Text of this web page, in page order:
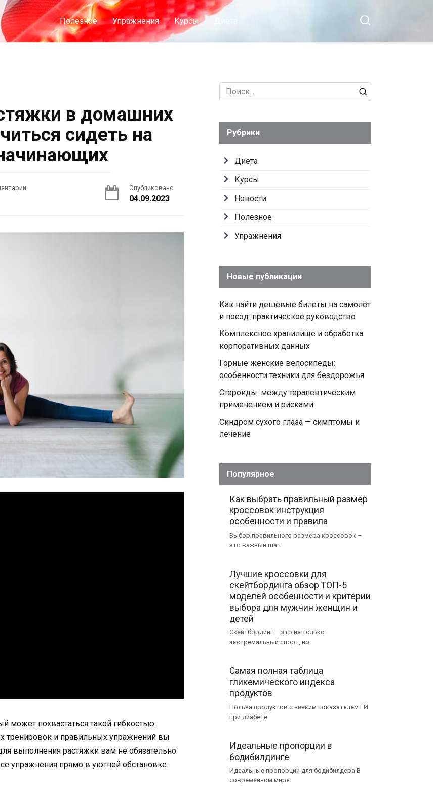
Полезное Упражнения Курсы
в домашних
сидеть на
Опубликовано
04.09.2023
может похвастаться такой гибкостью.
тренировок и правильных упражнений вы
выполнения растяжки вам не обязательно
упражнения прямо в уютной обстановке
Search
for:
Рубрики
Диета
Курсы
Новости
Полезное
Упражнения
Новые публикации
Как найти дешёвые билеты на самолёт
и поезд: практическое руководство
Комплексное хранилище и обработка
корпоративных данных
Горные женские велосипеды:
особенности техники для бездорожья
Стероиды: между терапевтическим
применением и рисками
Синдром сухого глаза — симптомы и
лечение
Популярное
Как выбрать правильный размер
кроссовок инструкция
особенности и правила
Выбор правильного размера кроссовок –
это важный шаг
Лучшие кроссовки для
скейтбординга обзор ТОП-5
моделей особенности и критерии
выбора для мужчин женщин и
детей
Скейтбординг — это не только
экстремальный спорт, но
Самая полная таблица
гликемического индекса
продуктов
Польза продуктов с низким показателем ГИ
при диабете
Идеальные пропорции в
бодибилдинге
Идеальные пропорции для бодибилдера В
современном мире